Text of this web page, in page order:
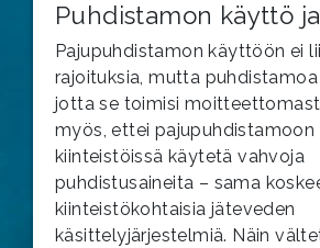
Puhdistamon käyttö
Pajupuhdistamon käyttöön ei
rajoituksia, mutta
jotta se toimisi
myös, ettei pajupuhdistamoon
kiinteistöissä käytetä vahvoja
puhdistusaineita – sama
kiinteistökohtaisia jäteveden
käsittelyjärjestelmiä. Näin